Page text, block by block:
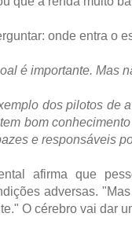
onde entra o
é importante. Mas
dos pilotos de
bom
e responsáveis
afirma que
adversas.
O cérebro vai dar